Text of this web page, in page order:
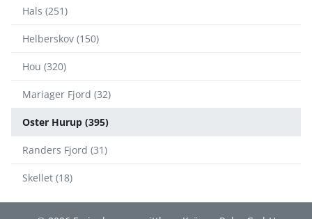
Hals (251)
Helberskov (150)
Hou (320)
Mariager Fjord (32)
Oster Hurup (395)
Randers Fjord (31)
Skellet (18)